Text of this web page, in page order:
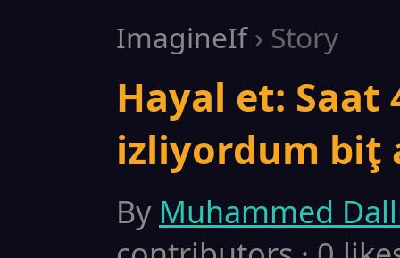
ImagineIf› Story
Hayal et: Saat
izliyordum biţ
By Muhammed